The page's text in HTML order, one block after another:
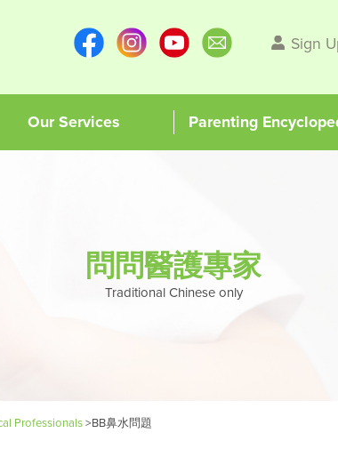
Sign
Our Services Parenting
問問醫護專家
Traditional Chinese only
Professionals>BB鼻水問題